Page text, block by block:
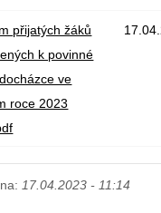
přijatých žáků
k povinné
ve
roce 2023
17.04.2023 - 11:14